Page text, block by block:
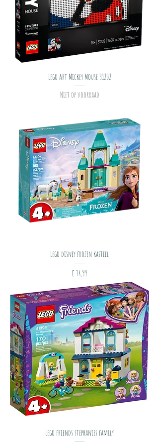
Lego Art Mickey Mouse 31202
Niet op voorraad
Lego disney frozen kasteel
Prijs
€ 34,99
Lego friends stephanies family